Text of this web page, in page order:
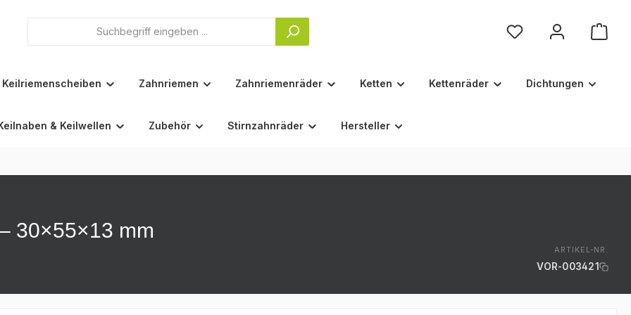
Du hast 0 Produkte
Keilriemenscheiben Zahnriemen Zahnriemenräder Ketten Kettenräder Dichtungen
& Keilwellen Zubehör Stirnzahnräder Hersteller
30×55×13 mm
ARTIKEL-NR.
VOR-003421